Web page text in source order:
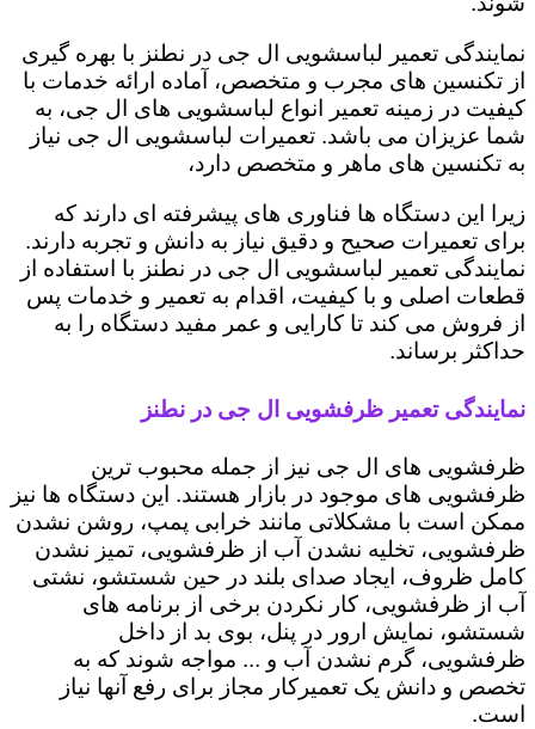
نمایندگی تعمیر لباسشویی ال جی در نطنز با بهره گیری
از تکنسین های مجرب و متخصص، آماده ارائه خدمات با
کیفیت در زمینه تعمیر انواع لباسشویی های ال جی، به
شما عزیزان می باشد. تعمیرات لباسشویی ال جی نیاز
به تکنسین های ماهر و متخصص دارد،
زیرا این دستگاه ها فناوری های پیشرفته ای دارند که
برای تعمیرات صحیح و دقیق نیاز به دانش و تجربه دارند.
نمایندگی تعمیر لباسشویی ال جی در نطنز با استفاده از
قطعات اصلی و با کیفیت، اقدام به تعمیر و خدمات پس
از فروش می کند تا کارایی و عمر مفید دستگاه را به
حداکثر برساند.
نمایندگی تعمیر ظرفشویی ال جی در نطنز
ظرفشویی های ال جی نیز از جمله محبوب ترین
ظرفشویی های موجود در بازار هستند. این دستگاه ها نیز
ممکن است با مشکلاتی مانند خرابی پمپ، روشن نشدن
ظرفشویی، تخلیه نشدن آب از ظرفشویی، تمیز نشدن
کامل ظروف، ایجاد صدای بلند در حین شستشو، نشتی
آب از ظرفشویی، کار نکردن برخی از برنامه های
شستشو، نمایش ارور در پنل، بوی بد از داخل
ظرفشویی، گرم نشدن آب و ... مواجه شوند که به
تخصص و دانش یک تعمیرکار مجاز برای رفع آنها نیاز
است.